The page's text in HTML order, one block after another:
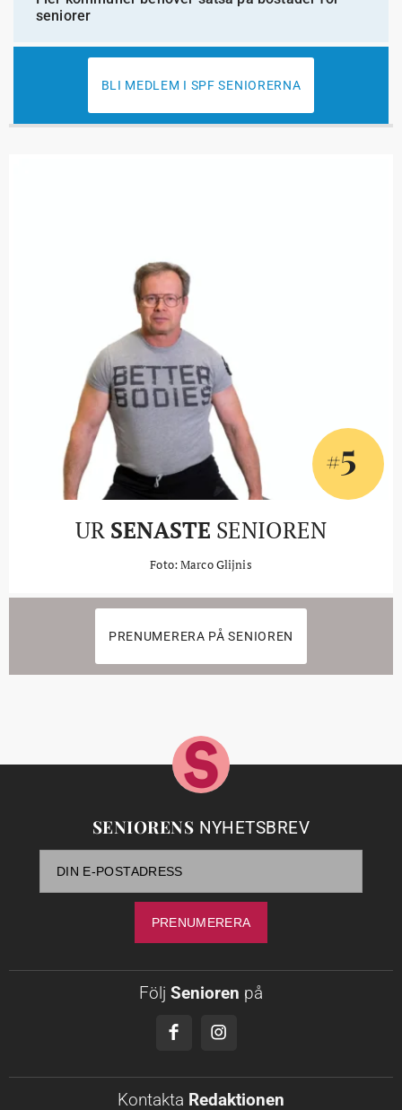
seniorer
BLI MEDLEM I SPF SENIORERNA
#5
UR SENASTE SENIOREN
Foto: Marco Glijnis
PRENUMERERA PÅ SENIOREN
SENIORENS NYHETSBREV
Följ Senioren på
Kontakta Redaktionen